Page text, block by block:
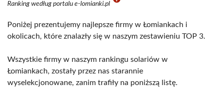
Ranking według portalu e-lomianki.pl
Poniżej prezentujemy najlepsze firmy w Łomiankach i
okolicach, które znalazły się w naszym zestawieniu TOP 3.
Wszystkie firmy w naszym rankingu solariów w
Łomiankach, zostały przez nas starannie
wyselekcjonowane, zanim trafiły na poniższą listę.